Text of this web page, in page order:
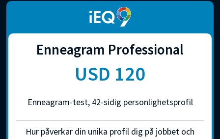
Enneagram Professional
USD 120
Enneagram-test, 42-sidig personlighetsprofil
Hur påverkar din unika profil dig på jobbet och